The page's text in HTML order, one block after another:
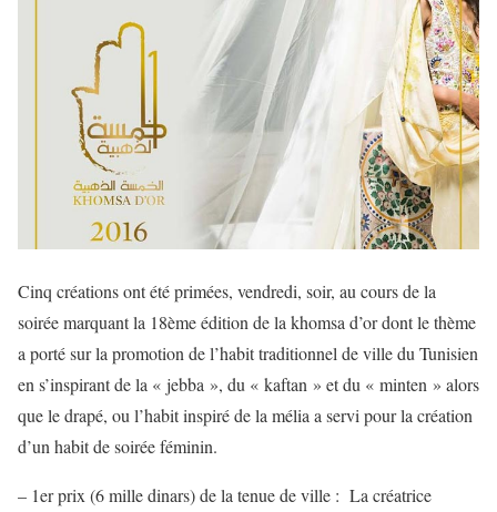
Cinq créations ont été primées, vendredi, soir, au cours de la
soirée marquant la 18ème édition de la khomsa d’or dont le thème
a porté sur la promotion de l’habit traditionnel deville du Tunisien
en s’inspirant de la « jebba », du « kaftan » et du « minten » alors
que le drapé, ou l’habit inspiré de la mélia a servi pour la création
d’un habit de soirée féminin.
– 1er prix (6 mille dinars) de la tenue de ville : La créatrice